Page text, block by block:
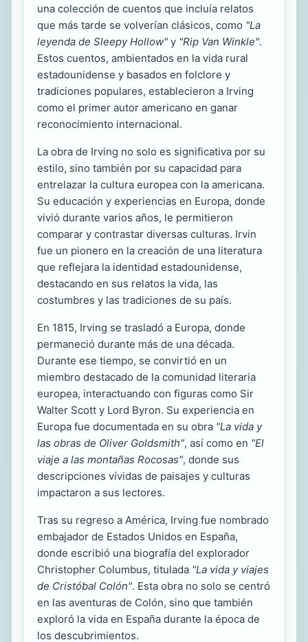
una colección de cuentos que incluía relatos
que más tarde se volverían clásicos, como "La
leyenda de Sleepy Hollow" y "Rip Van Winkle".
Estos cuentos, ambientados en la vida rural
estadounidense y basados en folclore y
tradiciones populares, establecieron a Irving
como el primer autor americano en ganar
reconocimiento internacional.
La obra de Irving no solo es significativa por su
estilo, sino también por su capacidad para
entrelazar la cultura europea con la americana.
Su educación y experiencias en Europa, donde
vivió durante varios años, le permitieron
comparar y contrastar diversas culturas. Irvin
fue un pionero en la creación de una literatura
que reflejara la identidad estadounidense,
destacando en sus relatos la vida, las
costumbres y las tradiciones de su país.
En 1815, Irving se trasladó a Europa, donde
permaneció durante más de una década.
Durante ese tiempo, se convirtió en un
miembro destacado de la comunidad literaria
europea, interactuando con figuras como Sir
Walter Scott y Lord Byron. Su experiencia en
Europa fue documentada en su obra "La vida y
las obras de Oliver Goldsmith", así como en "El
viaje a las montañas Rocosas", donde sus
descripciones vívidas de paisajes y culturas
impactaron a sus lectores.
Tras su regreso a América, Irving fue nombrado
embajador de Estados Unidos en España,
donde escribió una biografía del explorador
Christopher Columbus, titulada "La vida y viajes
de Cristóbal Colón". Esta obra no solo se centró
en las aventuras de Colón, sino que también
exploró la vida en España durante la época de
los descubrimientos.